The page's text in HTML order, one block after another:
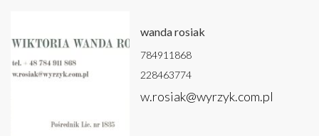
wanda rosiak
784911868
228463774
w.rosiak@wyrzyk.com.pl